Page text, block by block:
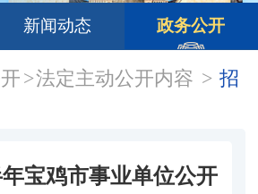
新闻动态 政务公开
>法定主动公开内容 > 招
宝鸡市事业单位公开